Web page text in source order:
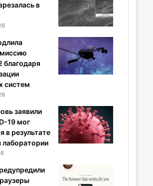
в
благодаря
систем
заявили
19 мог
в результате
лаборатории